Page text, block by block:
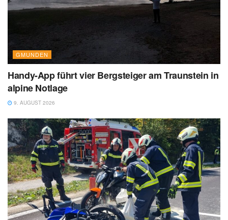
GMUNDEN
Handy-App führt vier Bergsteiger am Traunstein in
alpine Notlage
9. AUGUST 2026